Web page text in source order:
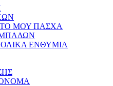
ΜΟΥ ΠΑΣΧΑ
ΕΝΘΥΜΙΑ